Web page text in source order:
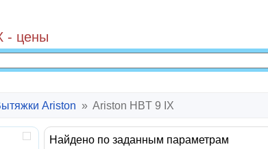
- цены
Ariston » Ariston HBT 9 IX
Найдено по заданным параметрам